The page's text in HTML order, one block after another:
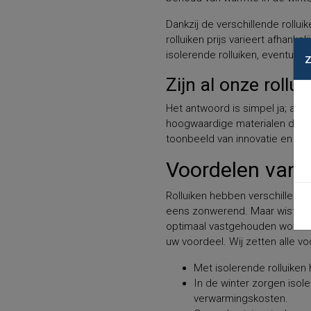
Dankzij de verschillende
rolluiken prijs varieert
isolerende rolluiken,
Zijn al onze
Het antwoord is simpel ja; al
hoogwaardige materialen die
toonbeeld van innovatie en
Voordelen van
Rolluiken hebben
eens zonwerend. Maar wist u
optimaal vastgehouden
uw voordeel. Wij zetten alle
Met isolerende
In de winter zorgen
verwarmingskosten.